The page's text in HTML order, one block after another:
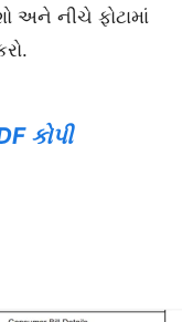
અને નીચે ફોટામાં
કોપી